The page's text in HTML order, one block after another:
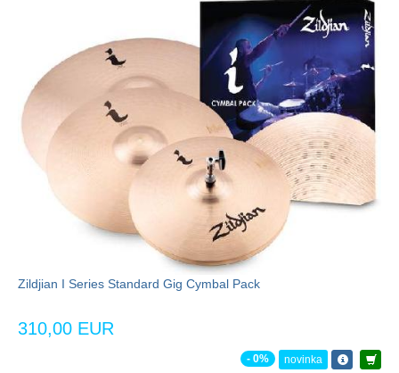
Zildjian I Series Standard Gig Cymbal Pack
310,00 EUR
- 0% novinka